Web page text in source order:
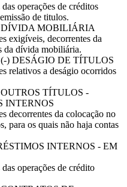
operações de créditos
de titulos.
DÍVIDA MOBILIÁRIA
exigíveis, decorrentes da
da dívida mobiliária.
(-) DESÁGIO DE TÍTULOS
relativos a deságio ocorridos
OUTROS TÍTULOS -
INTERNOS
decorrentes da colocação no
para os quais não haja contas
INTERNOS - EM
operações de crédito